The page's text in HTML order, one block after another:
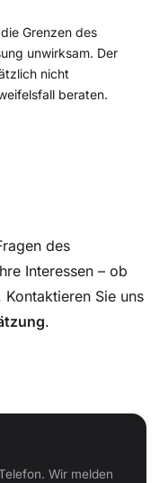
Grenzen des
unwirksam. Der
nicht
beraten.
des
Interessen – ob
Sie uns
.
Wir melden